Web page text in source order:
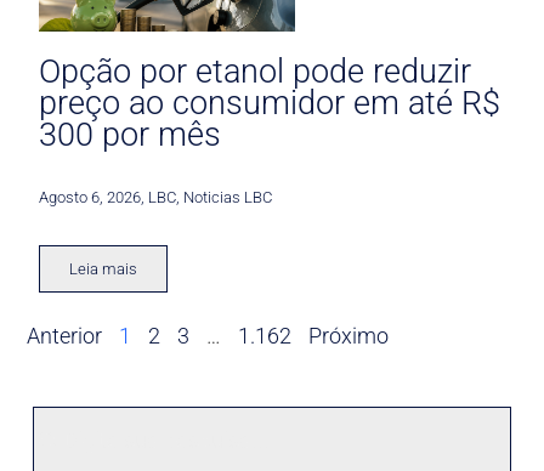
Opção por etanol pode reduzir
preço ao consumidor em até R$
300 por mês
Agosto 6, 2026 LBC Noticias LBC
Leia mais
Anterior 1 2 3 … 1.162 Próximo